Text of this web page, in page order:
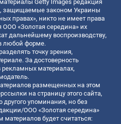
Getty Images редакция
защищаемые законом Украины
правах», никто не имеет права
«Золотая середина» их
дальнейшему воспроизводству,
любой форме.
точку зрения,
За достоверность
материалах,
размещенных на этом
на страницу этого сайта,
другого упоминания, но без
ООО «Золотая середина»
будет считаться: